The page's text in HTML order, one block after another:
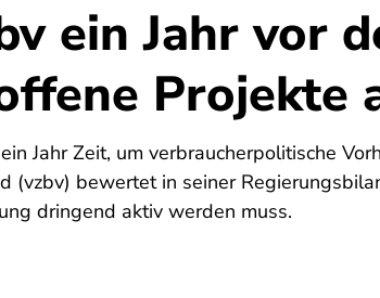
ein Jahr vor
Projekte
Jahr Zeit, um verbraucherpolitische
(vzbv) bewertet in seiner
dringend aktiv werden muss.